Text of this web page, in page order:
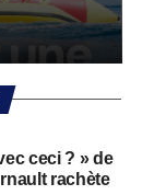
ceci ? » de
rachète